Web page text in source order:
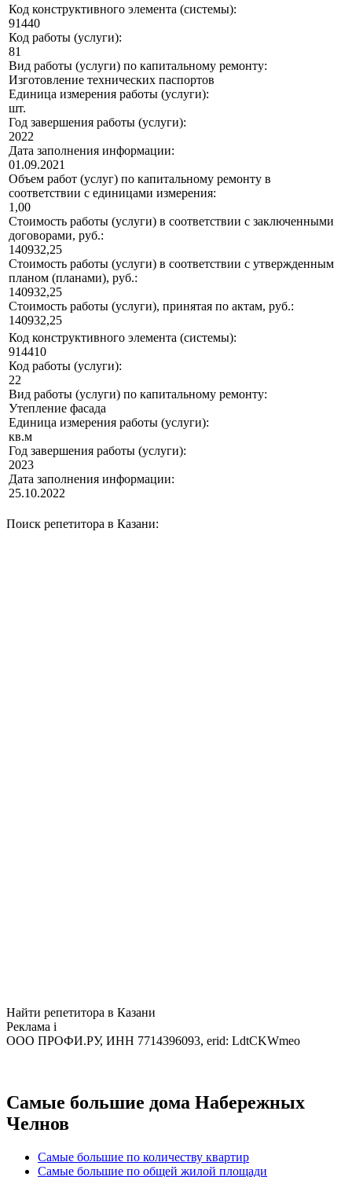
Код конструктивного элемента (системы):
91440
Код работы (услуги):
81
Вид работы (услуги) по капитальному ремонту:
Изготовление технических паспортов
Единица измерения работы (услуги):
шт.
Год завершения работы (услуги):
2022
Дата заполнения информации:
01.09.2021
Объем работ (услуг) по капитальному ремонту в
соответствии с единицами измерения:
1,00
Стоимость работы (услуги) в соответствии с заключенными
договорами, руб.:
140932,25
Стоимость работы (услуги) в соответствии с утвержденным
планом (планами), руб.:
140932,25
Стоимость работы (услуги), принятая по актам, руб.:
140932,25
Код конструктивного элемента (системы):
914410
Код работы (услуги):
22
Вид работы (услуги) по капитальному ремонту:
Утепление фасада
Единица измерения работы (услуги):
кв.м
Год завершения работы (услуги):
2023
Дата заполнения информации:
25.10.2022
Поиск репетитора в Казани:
Найти репетитора в Казани
Реклама i
ООО ПРОФИ.РУ, ИНН 7714396093, erid: LdtCKWmeo
Самые большие дома Набережных
Челнов
Самые большие по количеству квартир
Самые большие по общей жилой площади